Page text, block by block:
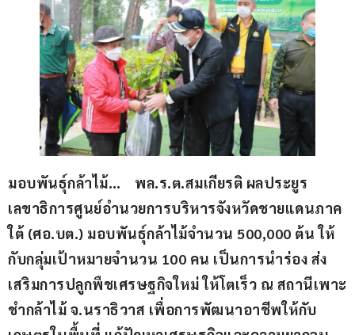
มอบพันธ์ุกล้าไม้…    พล.ร.ต.สมเกียรติ ผลประยูร
เลขาธิการศูนย์อำนวยการบริหารจังหวัดชายแดนภาค
ใต้ (ศอ.บต.) มอบพันธ์ุกล้าไม้จำนวน 500,000 ต้น ให้
กับกลุ่มเป้าหมายจำนวน 100 คน เป็นการนำร่อง ส่ง
เสริมการปลูกพืชเศรษฐกิจใหม่ ให้โตเร็ว ณ สถานีเพาะ
ชำกล้าไม้ จ.นราธิวาส เพื่อการพัฒนาอาชีพให้กับ